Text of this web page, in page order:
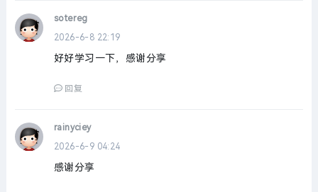
sotereg
2026-6-8 22:19
好好学习一下，感谢分享
回复
rainyciey
2026-6-9 04:24
感谢分享